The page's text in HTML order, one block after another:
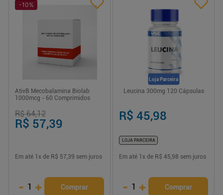
-10%
AtivB Mecobalamina Biolab
1000mcg - 60 Comprimidos
R$ 64,12
R$ 57,39
Em até 1 x de R$ 57,39 sem juros
- 1 + Comprar
Loja Parceira
Leucina 300mg 120 Cápsulas
R$ 45,98
LOJA PARCEIRA
Em até 1 x de R$ 45,98 sem juros
- 1 + Comprar